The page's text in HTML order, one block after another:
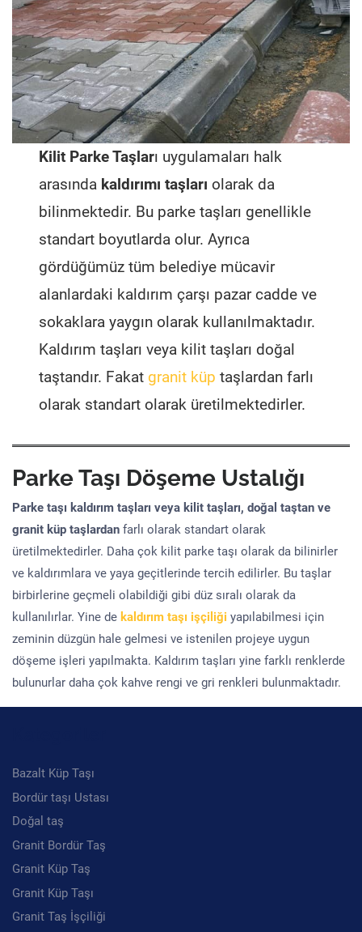
Kilit Parke Taşları uygulamaları halk
arasında kaldırımı taşları olarak da
bilinmektedir. Bu parke taşları genellikle
standart boyutlarda olur. Ayrıca
gördüğümüz tüm belediye mücavir
alanlardaki kaldırım çarşı pazar cadde ve
sokaklara yaygın olarak kullanılmaktadır.
Kaldırım taşları veya kilit taşları doğal
taştandır. Fakat granit küp taşlardan farlı
olarak standart olarak üretilmektedirler.
Parke Taşı Döşeme Ustalığı
Parke taşı kaldırım taşları veya kilit taşları, doğal taştan ve
granit küp taşlardan farlı olarak standart olarak
üretilmektedirler. Daha çok kilit parke taşı olarak da bilinirler
ve kaldırımlara ve yaya geçitlerinde tercih edilirler. Bu taşlar
birbirlerine geçmeli olabildiği gibi düz sıralı olarak da
kullanılırlar. Yine de kaldırım taşı işçiliği yapılabilmesi için
zeminin düzgün hale gelmesi ve istenilen projeye uygun
döşeme işleri yapılmakta. Kaldırım taşları yine farklı renklerde
bulunurlar daha çok kahve rengi ve gri renkleri bulunmaktadır.
Bazalt Küp Taşı
Bordür taşı Ustası
Doğal taş
Granit Bordür Taş
Granit Küp Taş
Granit Küp Taşı
Granit Taş İşçiliği